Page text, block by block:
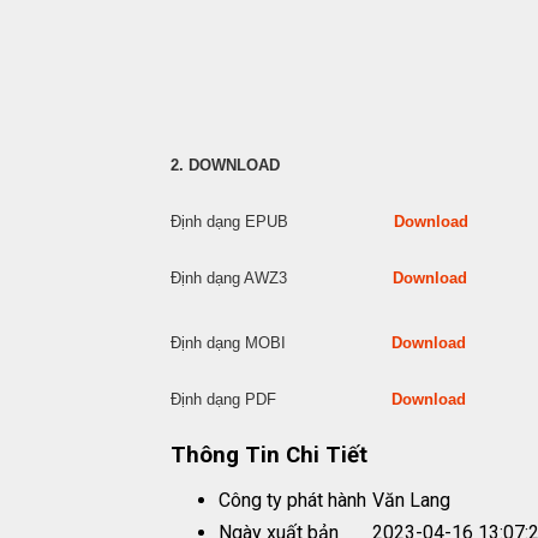
2. DOWNLOAD
Định dạng EPUB Download
Định dạng AWZ3 Download
Định dạng MOBI Download
Định dạng PDF Download
Thông Tin Chi Tiết
Công ty phát hành Văn Lang
Ngày xuất bản
2023-04-16